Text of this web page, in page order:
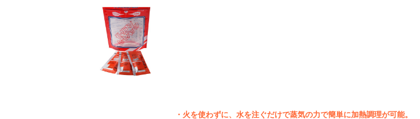
・火を使わずに、水を注ぐだけで蒸気の力で簡単に加熱調理が可能。